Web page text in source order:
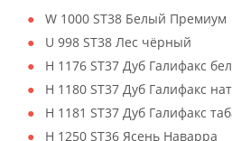
W 1000 ST38 Белый Премиум
U 998 ST38 Лес чёрный
H 1176 ST37 Дуб Галифакс
H 1180 ST37 Дуб Галифакс
H 1181 ST37 Дуб Галифакс
H 1250 ST36 Ясень Наварра